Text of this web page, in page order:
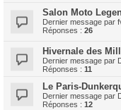
Salon Moto
Dernier message par
Réponses : 26
Hivernale des
Dernier message par
Réponses : 11
Le Paris-
Dernier message par
Réponses : 12